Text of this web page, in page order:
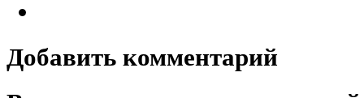
Добавить комментарий